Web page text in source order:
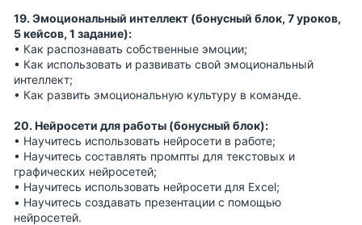
19. Эмоциональный интеллект (бонусный блок, 7 уроков,
5 кейсов, 1 задание):
• Как распознавать собственные эмоции;
• Как использовать и развивать свой эмоциональный
интеллект;
• Как развить эмоциональную культуру в команде.
20. Нейросети для работы (бонусный блок):
• Научитесь использовать нейросети в работе;
• Научитесь составлять промпты для текстовых и
графических нейросетей;
• Научитесь использовать нейросети для Excel;
• Научитесь создавать презентации с помощью
нейросетей.